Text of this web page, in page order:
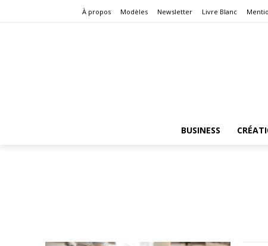
À propos Modèles Newsletter Livre Blanc
BUSINESS